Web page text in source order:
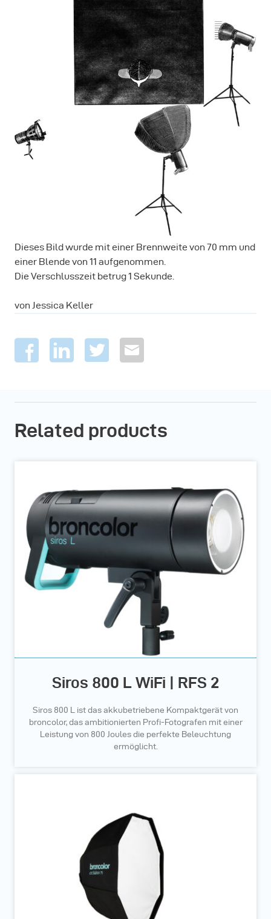
Dieses Bild wurde mit einer Brennweite von 70 mm und
einer Blende von 11 aufgenommen.
Die Verschlusszeit betrug 1 Sekunde.
von Jessica Keller
Related products
Siros 800 L WiFi | RFS 2
Siros 800 L ist das akkubetriebene Kompaktgerät von
broncolor, das ambitionierten Profi-Fotografen mit einer
Leistung von 800 Joules die perfekte Beleuchtung
ermöglicht.